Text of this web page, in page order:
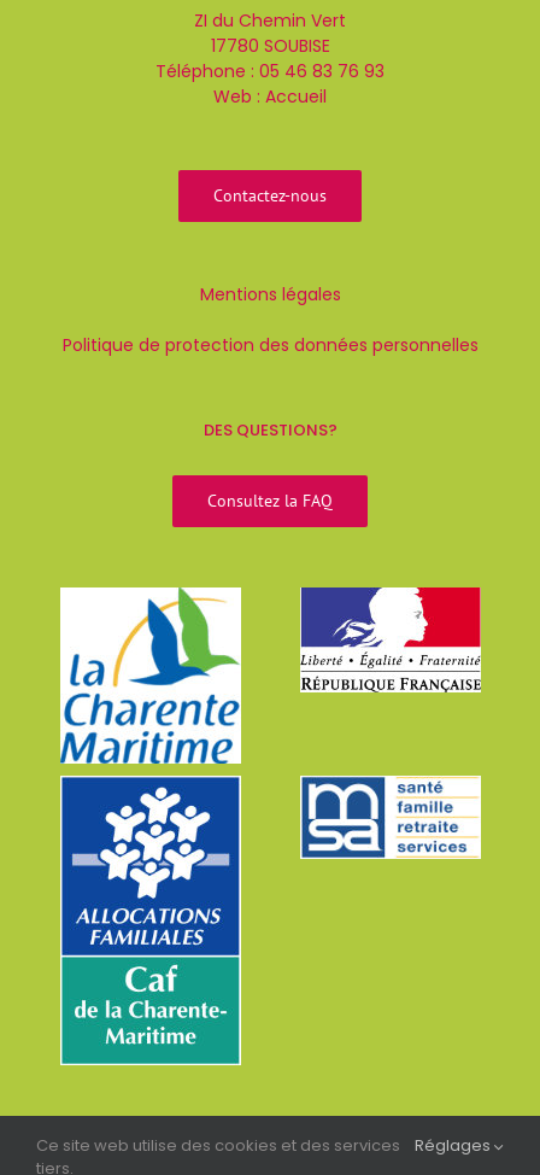
ZI du Chemin Vert
17780 SOUBISE
Téléphone : 05 46 83 76 93
Web : Accueil
Contactez-nous
Mentions légales
Politique de protection des données personnelles
DES QUESTIONS?
Consultez la FAQ
Ce site web utilise des cookies et des services
tiers.
Réglages